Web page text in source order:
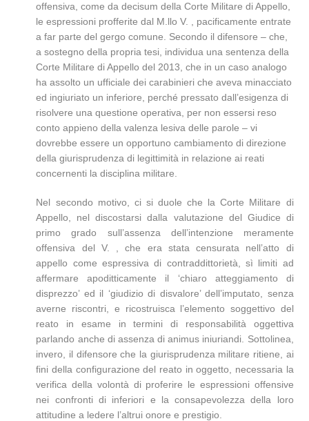
offensiva, come da decisum della Corte Militare di Appello,
le espressioni profferite dal M.llo V. , pacificamente entrate
a far parte del gergo comune. Secondo il difensore – che,
a sostegno della propria tesi, individua una sentenza della
Corte Militare di Appello del 2013, che in un caso analogo
ha assolto un ufficiale dei carabinieri che aveva minacciato
ed ingiuriato un inferiore, perché pressato dall’esigenza di
risolvere una questione operativa, per non essersi reso
conto appieno della valenza lesiva delle parole – vi
dovrebbe essere un opportuno cambiamento di direzione
della giurisprudenza di legittimità in relazione ai reati
concernenti la disciplina militare.
Nel secondo motivo, ci si duole che la Corte Militare di
Appello, nel discostarsi dalla valutazione del Giudice di
primo grado sull’assenza dell’intenzione meramente
offensiva del V. , che era stata censurata nell’atto di
appello come espressiva di contraddittorietà, sì limiti ad
affermare apoditticamente il ‘chiaro atteggiamento di
disprezzo’ ed il ‘giudizio di disvalore’ dell’imputato, senza
averne riscontri, e ricostruisca l’elemento soggettivo del
reato in esame in termini di responsabilità oggettiva
parlando anche di assenza di animus iniuriandi. Sottolinea,
invero, il difensore che la giurisprudenza militare ritiene, ai
fini della configurazione del reato in oggetto, necessaria la
verifica della volontà di proferire le espressioni offensive
nei confronti di inferiori e la consapevolezza della loro
attitudine a ledere l’altrui onore e prestigio.